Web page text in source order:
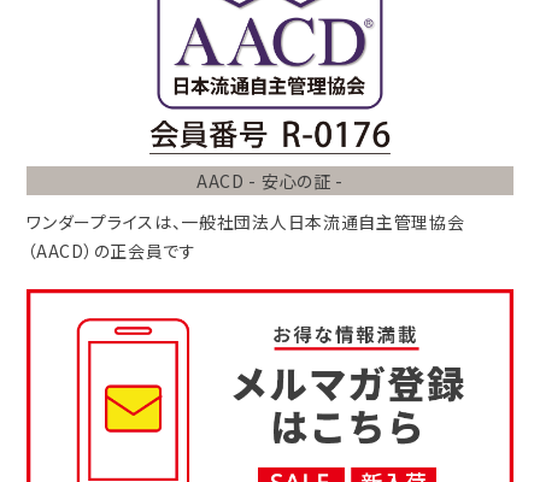
AACD - 安心の証 -
ワンダープライスは、 一般社団法人 日本流通自主管理協会
（AACD） の正会員です